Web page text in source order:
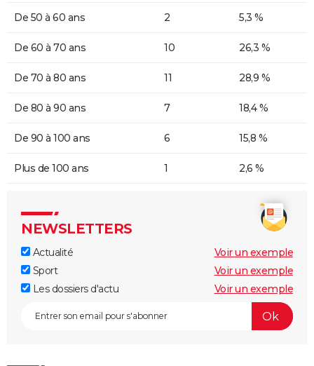
De 50 à 60 ans 2 5,3 %
De 60 à 70 ans 10 26,3 %
De 70 à 80 ans 11 28,9 %
De 80 à 90 ans 7 18,4 %
De 90 à 100 ans 6 15,8 %
Plus de 100 ans 1 2,6 %
NEWSLETTERS
Actualité
Voir un exemple
Sport
Voir un exemple
Les dossiers d'actu
Voir un exemple